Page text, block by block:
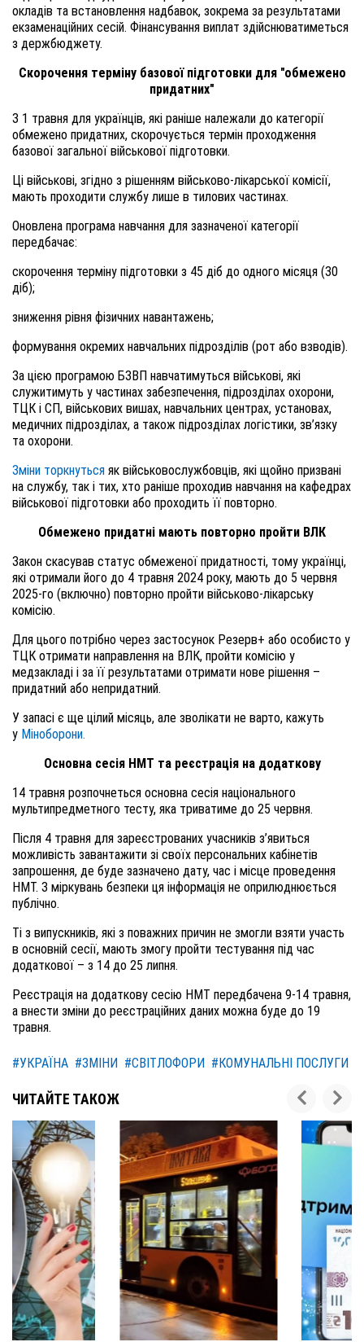
окладів та встановлення надбавок, зокрема за результатами
екзаменаційних сесій. Фінансування виплат здійснюватиметься
з держбюджету.
Скорочення терміну базової підготовки для "обмежено
придатних"
З 1 травня для українців, які раніше належали до категорії
обмежено придатних, скорочується термін проходження
базової загальної військової підготовки.
Ці військові, згідно з рішенням військово-лікарської комісії,
мають проходити службу лише в тилових частинах.
Оновлена програма навчання для зазначеної категорії
передбачає:
скорочення терміну підготовки з 45 діб до одного місяця (30
діб);
зниження рівня фізичних навантажень;
формування окремих навчальних підрозділів (рот або взводів).
За цією програмою БЗВП навчатимуться військові, які
служитимуть у частинах забезпечення, підрозділах охорони,
ТЦК і СП, військових вишах, навчальних центрах, установах,
медичних підрозділах, а також підрозділах логістики, зв’язку
та охорони.
Зміни торкнуться як військовослужбовців, які щойно призвані
на службу, так і тих, хто раніше проходив навчання на кафедрах
військової підготовки або проходить її повторно.
Обмежено придатні мають повторно пройти ВЛК
Закон скасував статус обмеженої придатності, тому українці,
які отримали його до 4 травня 2024 року, мають до 5 червня
2025-го (включно) повторно пройти військово-лікарську
комісію.
Для цього потрібно через застосунок Резерв+ або особисто у
ТЦК отримати направлення на ВЛК, пройти комісію у
медзакладі і за її результатами отримати нове рішення –
придатний або непридатний.
У запасі є ще цілий місяць, але зволікати не варто, кажуть
у Міноборони.
Основна сесія НМТ та реєстрація на додаткову
14 травня розпочнеться основна сесія національного
мультипредметного тесту, яка триватиме до 25 червня.
Після 4 травня для зареєстрованих учасників з’явиться
можливість завантажити зі своїх персональних кабінетів
запрошення, де буде зазначено дату, час і місце проведення
НМТ. З міркувань безпеки ця інформація не оприлюднюється
публічно.
Ті з випускників, які з поважних причин не змогли взяти участь
в основній сесії, мають змогу пройти тестування під час
додаткової – з 14 до 25 липня.
Реєстрація на додаткову сесію НМТ передбачена 9-14 травня,
а внести зміни до реєстраційних даних можна буде до 19
травня.
#УКРАЇНА #ЗМІНИ #СВІТЛОФОРИ #КОМУНАЛЬНІ ПОСЛУГИ
ЧИТАЙТЕ ТАКОЖ